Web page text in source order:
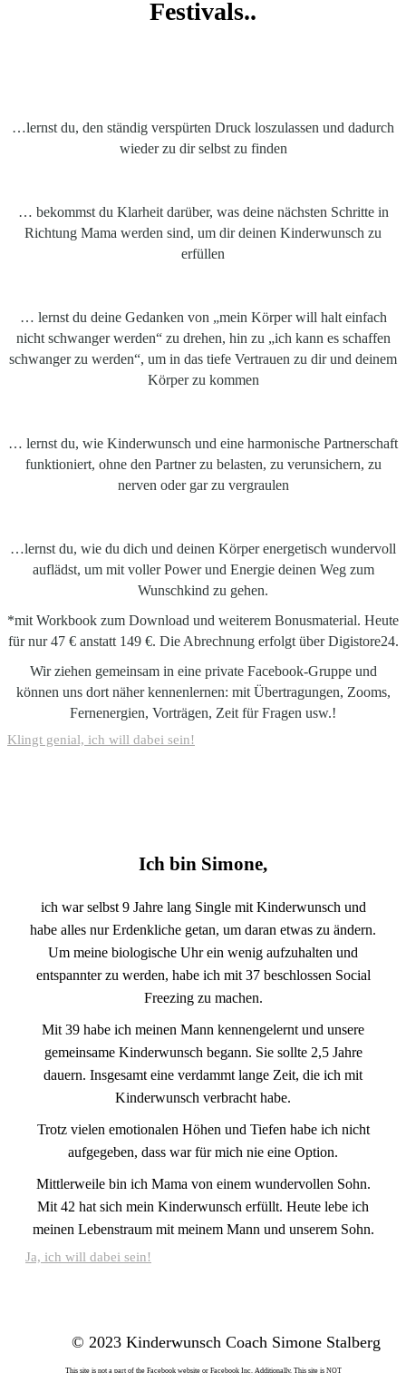
Festivals..
…lernst du, den ständig verspürten Druck loszulassen und dadurch
wieder zu dir selbst zu finden
… bekommst du Klarheit darüber, was deine nächsten Schritte in
Richtung Mama werden sind, um dir deinen Kinderwunsch zu
erfüllen
… lernst du deine Gedanken von „mein Körper will halt einfach
nicht schwanger werden“ zu drehen, hin zu „ich kann es schaffen
schwanger zu werden“, um in das tiefe Vertrauen zu dir und deinem
Körper zu kommen
… lernst du, wie Kinderwunsch und eine harmonische Partnerschaft
funktioniert, ohne den Partner zu belasten, zu verunsichern, zu
nerven oder gar zu vergraulen
…lernst du, wie du dich und deinen Körper energetisch wundervoll
auflädst, um mit voller Power und Energie deinen Weg zum
Wunschkind zu gehen.
*mit Workbook zum Download und weiterem Bonusmaterial. Heute
für nur 47 € anstatt 149 €. Die Abrechnung erfolgt über Digistore24.
Wir ziehen gemeinsam in eine private Facebook-Gruppe und
können uns dort näher kennenlernen: mit Übertragungen, Zooms,
Fernenergien, Vorträgen, Zeit für Fragen usw.!
Klingt genial, ich will dabei sein!
Ich bin Simone,
ich war selbst 9 Jahre lang Single mit Kinderwunsch und
habe alles nur Erdenkliche getan, um daran etwas zu ändern.
Um meine biologische Uhr ein wenig aufzuhalten und
entspannter zu werden, habe ich mit 37 beschlossen Social
Freezing zu machen.
Mit 39 habe ich meinen Mann kennengelernt und unsere
gemeinsame Kinderwunsch begann. Sie sollte 2,5 Jahre
dauern. Insgesamt eine verdammt lange Zeit, die ich mit
Kinderwunsch verbracht habe.
Trotz vielen emotionalen Höhen und Tiefen habe ich nicht
aufgegeben, dass war für mich nie eine Option.
Mittlerweile bin ich Mama von einem wundervollen Sohn.
Mit 42 hat sich mein Kinderwunsch erfüllt. Heute lebe ich
meinen Lebenstraum mit meinem Mann und unserem Sohn.
Ja, ich will dabei sein!
© 2023 Kinderwunsch Coach Simone Stalberg
This site is not a part of the Facebook website or Facebook Inc. Additionally, This site is NOT